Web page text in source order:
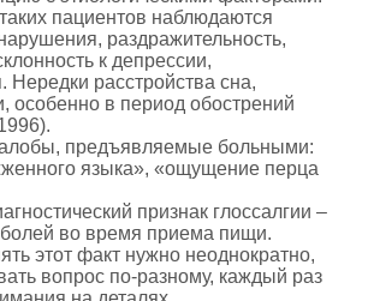
пациентов наблюдаются
раздражительность,
к депрессии,
Нередки расстройства сна,
особенно в период обострений
предъявляемые больными:
языка», «ощущение перца
признак глоссалгии –
во время приема пищи.
этот факт нужно неоднократно,
вопрос по-разному, каждый раз